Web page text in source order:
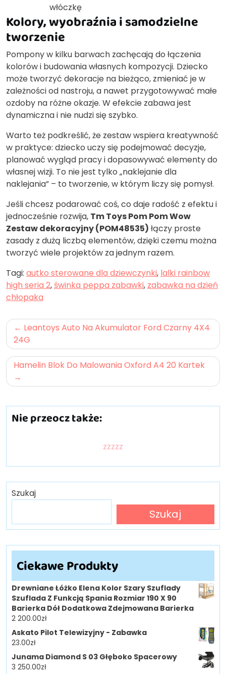
włóczkę
Kolory, wyobraźnia i samodzielne
tworzenie
Pompony w kilku barwach zachęcają do łączenia
kolorów i budowania własnych kompozycji. Dziecko
może tworzyć dekoracje na bieżąco, zmieniać je w
zależności od nastroju, a nawet przygotowywać małe
ozdoby na różne okazje. W efekcie zabawa jest
dynamiczna i nie nudzi się szybko.
Warto też podkreślić, że zestaw wspiera kreatywność
w praktyce: dziecko uczy się podejmować decyzje,
planować wygląd pracy i dopasowywać elementy do
własnej wizji. To nie jest tylko „naklejanie dla
naklejania” – to tworzenie, w którym liczy się pomysł.
Jeśli chcesz podarować coś, co daje radość z efektu i
jednocześnie rozwija, Tm Toys Pom Pom Wow
Zestaw dekoracyjny (POM48535) łączy proste
zasady z dużą liczbą elementów, dzięki czemu można
tworzyć wiele projektów za jednym razem.
Tagi: autko sterowane dla dziewczynki, lalki rainbow
high seria 2, świnka peppa zabawki, zabawka na dzień
chłopaka
Nawigacja
wpisu
Leantoys Auto Na Akumulator Ford Czarny 4X4
24G
Hamelin Blok Do Malowania Oxford A4 20 Kartek
Nie przeocz także:
zzzzz
Szukaj
Szukaj
Ciekawe Produkty
Drewniane Łóżko Elena Kolor Szary Szuflady
Szuflada Z Funkcją Spania Rozmiar 190 X 90
Barierka Dół Dodatkowa Zdejmowana Barierka
2 200.00zł
Askato Pilot Telewizyjny - Zabawka
23.00zł
Junama Diamond S 03 Głęboko Spacerowy
3 250.00zł